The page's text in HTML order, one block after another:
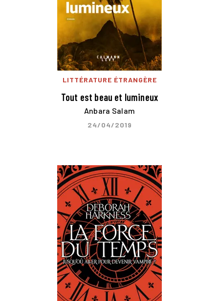
LITTÉRATURE ÉTRANGÈRE
Tout est beau et lumineux
Anbara Salam
24/04/2019